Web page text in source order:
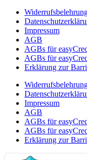
Impressum
AGB
AGBs für
AGBs für
Erklärung zur
Impressum
AGB
AGBs für
AGBs für
Erklärung zur